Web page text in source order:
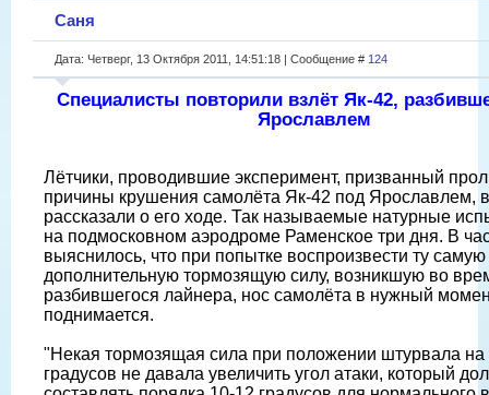
Саня
Дата: Четверг, 13 Октября 2011, 14:51:18 | Сообщение # 124
Специалисты повторили взлёт Як-42,
Ярославлем
Лётчики, проводившие эксперимент, призванный
причины крушения самолёта Як-42 под Ярославлем,
рассказали о его ходе. Так называемые натурные
на подмосковном аэродроме Раменское три дня. В
выяснилось, что при попытке воспроизвести ту самую
дополнительную тормозящую силу, возникшую во
разбившегося лайнера, нос самолёта в нужный
поднимается.
"Некая тормозящая сила при положении штурвала на
градусов не давала увеличить угол атаки, который